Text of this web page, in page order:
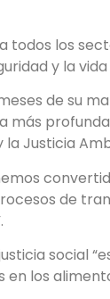
todos los
y la
de su
más
la Justicia
de
social
los